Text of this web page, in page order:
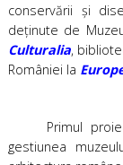
conservării şi
deţinute de
Culturalia,
României la
Primul proiect
gestiunea